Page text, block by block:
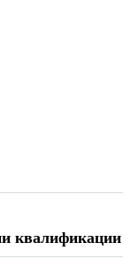
квалификации